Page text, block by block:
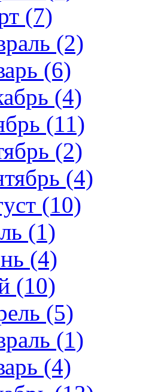
(7)
(2)
(6)
(4)
(11)
(2)
(4)
(10)
(1)
(4)
(10)
(5)
(1)
(4)